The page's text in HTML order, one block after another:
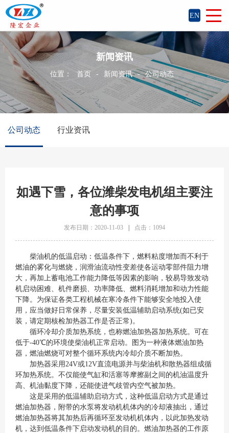
EN
新闻资讯
位置： 首页 - 新闻资讯 - 公司动态
公司动态 行业资讯
如遇下雪，各位潍柴发电机组主要注
意的事项
发布日期：2020-11-03 点击：1094
柴油机的低温启动：低温条件下，燃料粘度增加而不利于
燃油的雾化与燃烧，润滑油流动性变差使各运动零部件阻力增
大，再加上蓄电池工作能力降低等因素的影响，较易导致发动
机启动困难、机件磨损、功率降低、燃料消耗增加和动力性能
下降。为保证各类工程机械在寒冷条件下能够安全地投入使
用，应当做好日常保养，尽量安装低温辅助启动系统(如已安
装，请定期核检加热器工作是否正常)。
循环冷却介质加热系统，也称燃油加热器加热系统。可在
低于-40℃的环境使柴油机正常启动。图为一种液体燃油加热
器，燃油燃烧可对整个循环系统内冷却介质不断加热。
加热器采用24V或12V直流电源并与柴油机和散热器组成循
环加热系统。不仅能使气缸和活塞等摩擦副之间的机油温度升
高、机油黏度下降，还能使进气歧管内空气被加热。
这是采用的低温辅助启动方式，这种低温启动方式是通过
燃油加热器，附带的水泵将发动机机体内的冷却液抽出，通过
燃油加热器将其加热后再循环至发动机机体内，以此加热发动
机，达到低温条件下启动发动机的目的。燃油加热器的工作原